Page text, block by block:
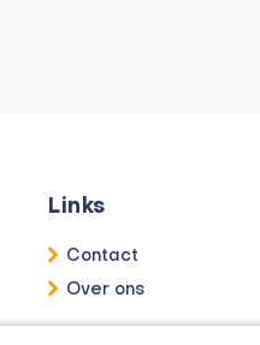
Links
Contact
Over ons